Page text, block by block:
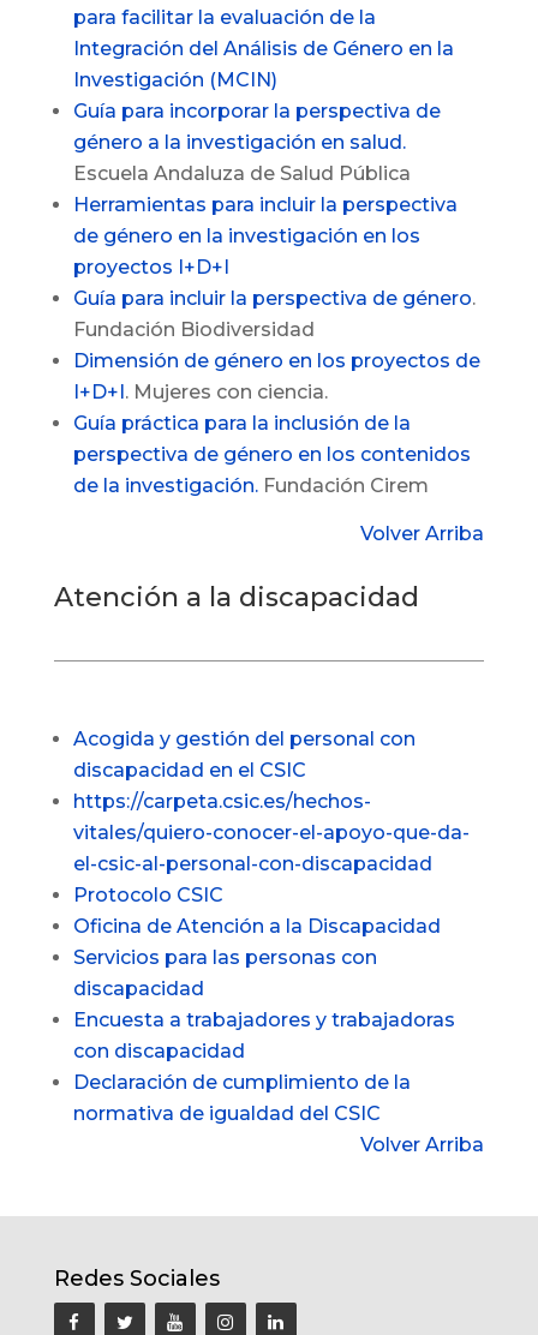
para facilitar la evaluación de la
Integración del Análisis de Género en la
Investigación (MCIN)
Guía para incorporar la perspectiva de
género a la investigación en salud.
Escuela Andaluza de Salud Pública
Herramientas para incluir la perspectiva
de género en la investigación en los
proyectos I+D+I
Guía para incluir la perspectiva de género.
Fundación Biodiversidad
Dimensión de género en los proyectos de
I+D+I. Mujeres con ciencia.
Guía práctica para la inclusión de la
perspectiva de género en los contenidos
de la investigación.Fundación Cirem
Volver Arriba
Atención a la discapacidad
Acogida y gestión del personal con
discapacidad en el CSIC
https://carpeta.csic.es/hechos-
vitales/quiero-conocer-el-apoyo-que-da-
el-csic-al-personal-con-discapacidad
Protocolo CSIC
Oficina de Atención a la Discapacidad
Servicios para las personas con
discapacidad
Encuesta a trabajadores y trabajadoras
con discapacidad
Declaración de cumplimiento de la
normativa de igualdad del CSIC
Volver Arriba
Redes Sociales